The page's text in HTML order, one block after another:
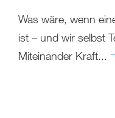
Was wäre, wenn
ist – und wir selbst
Miteinander Kraft...